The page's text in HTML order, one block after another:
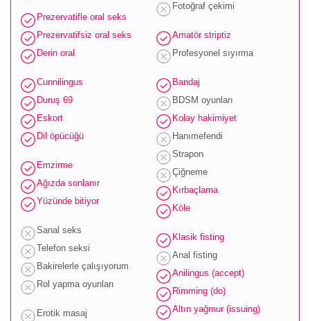
Prezervatifle oral seks
Prezervatifsiz oral seks
Derin oral
Cunnilingus
Duruş 69
Eskort
Dil öpücüğü
Emzirme
Ağızda sonlanır
Yüzünde bitiyor
Sanal seks
Telefon seksi
Bakirelerle çalışıyorum
Rol yapma oyunları
Erotik masaj
Fotoğraf çekimi
Amatör striptiz
Profesyonel sıyırma
Bandaj
BDSM oyunları
Kolay hakimiyet
Hanımefendi
Strapon
Çiğneme
Kırbaçlama
Köle
Klasik fisting
Anal fisting
Anilingus (accept)
Rimming (do)
Altın yağmur (issuing)